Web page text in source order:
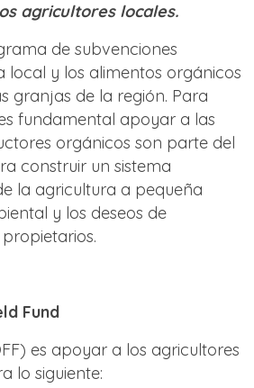
agricultores locales.
de subvenciones
y los alimentos orgánicos
granjas de la región. Para
fundamental apoyar a las
orgánicos son parte del
construir un sistema
la agricultura a pequeña
y los deseos de
Fund
es apoyar a los agricultores
lo siguiente: